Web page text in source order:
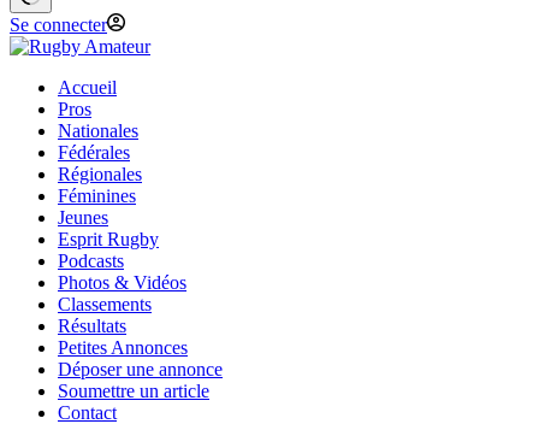
Se connecter
Accueil
Pros
Nationales
Fédérales
Régionales
Féminines
Jeunes
Esprit Rugby
Podcasts
Photos & Vidéos
Classements
Résultats
Petites Annonces
Déposer une annonce
Soumettre un article
Contact